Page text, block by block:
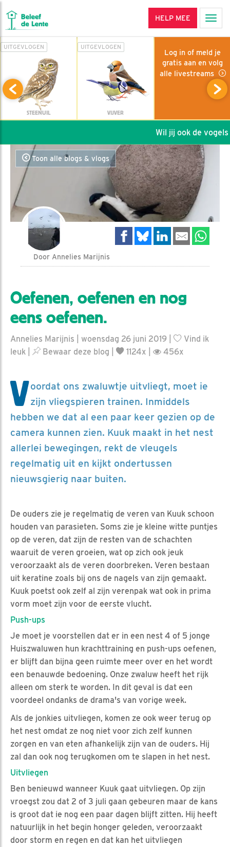
HELP MEE
UITGEVLOGEN
STEENUIL
UITGEVLOGEN
VIJVER
Log in of meld je
gratis aan en volg
alle livestreams
Wil jij ook de vogels
Toon alle blogs & vlogs
Door Annelies Marijnis
Oefenen, oefenen en nog
eens oefenen.
Annelies Marijnis | woensdag 26 juni 2019 |
Vind ik
leuk
Bewaar deze blog 1124x | 456x
Voordat ons zwaluwtje uitvliegt, moet ie
zijn vliegspieren trainen. Inmiddels
hebben we dat al een paar keer gezien op de
camera kunnen zien. Kuuk maakt in het nest
allerlei bewegingen, rekt de vleugels
regelmatig uit en kijkt ondertussen
nieuwsgierig naar buiten.
De ouders zie je regelmatig de veren van Kuuk schoon
houden van parasieten. Soms zie je kleine witte puntjes
op de veren, dat zijn de resten van de schachten
waaruit de veren groeien, wat op zich ook jeuk
veroorzaakt als de veren doorbreken. Veren bestaan
uit keratine zoals bij ons de nagels van zijn gemaakt.
Kuuk poetst ook zelf al zijn verenpak wat ook in prima
vorm moet zijn voor de eerste vlucht.
Push-ups
Je moet je voorstellen dat er in een nest 4 of 5 jonge
Huiszwaluwen hun krachttraining en push-ups oefenen,
er blijft dan bijna geen ruimte meer over en het wordt
een benauwde bedoening. Onze zwaluw heeft het rijk
alleen om sterk te worden. In dit geval is dat een
voordeel ondanks de drama's van vorige week.
Als de jonkies uitvliegen, komen ze ook weer terug op
het nest omdat ze nog niet voor zich zelf kunnen
zorgen en van eten afhankelijk zijn van de ouders. Hij
zal dan ook nog terugkomen om te slapen in het nest.
Uitvliegen
Ben benieuwd wanneer Kuuk gaat uitvliegen. Op zijn
vroegst zou dat 2 of 3 juli gaan gebeuren maar de kans
is groot dat ie nog een paar dagen blijft zitten. Hij heeft
natuurlijk in het begin honger geleden, veroorzaakt
door storm en regen en dat kan het uitvliegen